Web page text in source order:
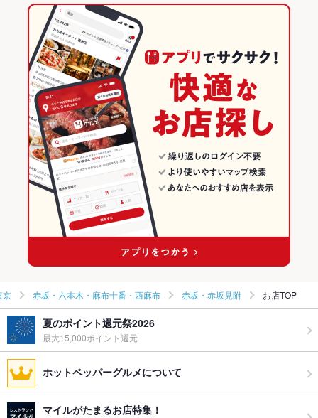
なし ：近隣に駐車場有り
英語メニュ
あり
その他設備 －
その他
飲み放題 なし ：要予約
食べ放題
お子様連れ歓迎
ウェディン
ー二次会
－
備考 －
東京 × カフェ
赤坂・六本木・麻布十番・西麻布のグルメランキング
赤坂・六本木・麻布十番・西麻布のカフェ・スイーツランキング
赤坂・赤坂見附のグルメランキング
京 赤坂・六本木・麻布十番・西麻布 赤坂・赤坂見附 お店TOP
夏のポイント還元祭2026
最大15,000ポイント還元
ホットペッパーグルメについて
マイルがたまるお店特集！